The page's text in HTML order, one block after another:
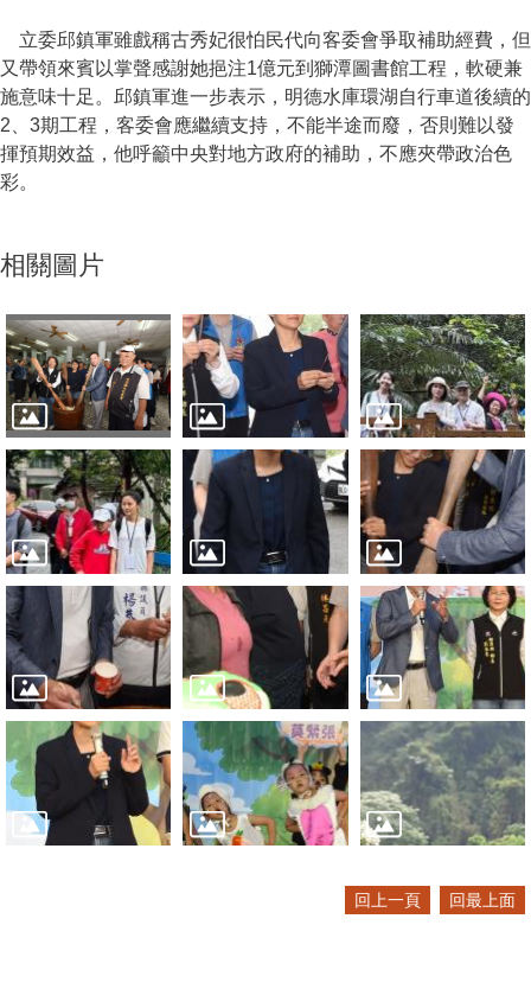
立委邱鎮軍雖戲稱古秀妃很怕民代向客委會爭取補助經費，但
又帶領來賓以掌聲感謝她挹注1億元到獅潭圖書館工程，軟硬兼
施意味十足。邱鎮軍進一步表示，明德水庫環湖自行車道後續的
2、3期工程，客委會應繼續支持，不能半途而廢，否則難以發
揮預期效益，他呼籲中央對地方政府的補助，不應夾帶政治色
彩。
相關圖片
回上一頁 回最上面